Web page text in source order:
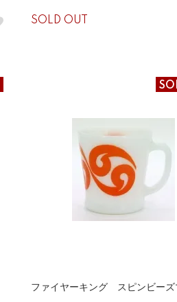
SOLD OUT
ファイヤーキング スピンビーズ